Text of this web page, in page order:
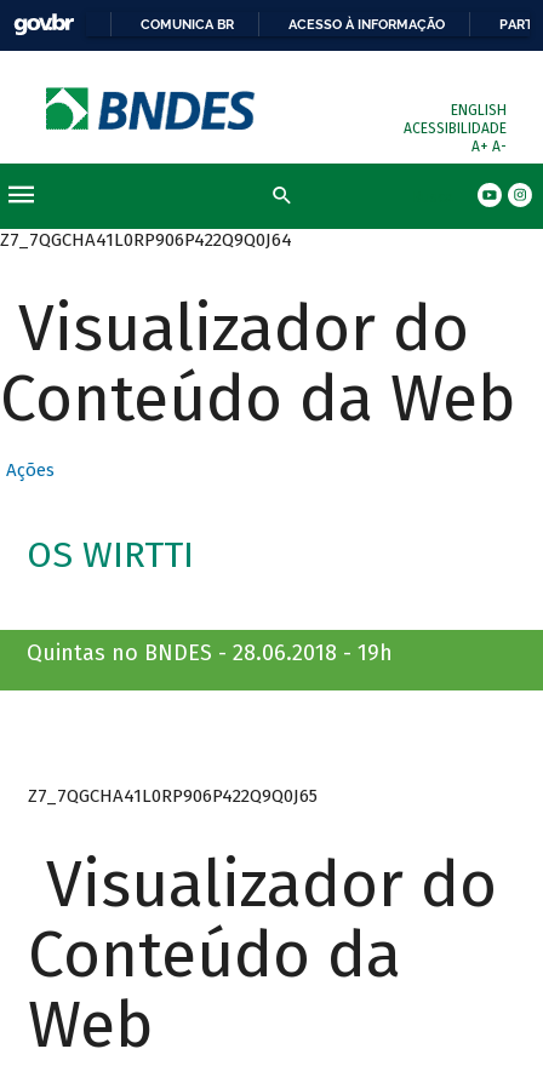
COMUNICA BR ACESSO À INFORMAÇÃO
ENGLISH
ACESSIBILIDADE
A+ A-
Z7_7QGCHA41L0RP906P422Q9Q0J64
Visualizador do
Conteúdo da Web
Ações
OS WIRTTI
Quintas no BNDES - 28.06.2018 - 19h
Z7_7QGCHA41L0RP906P422Q9Q0J65
Visualizador do
Conteúdo da
Web